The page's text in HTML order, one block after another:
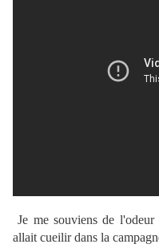
Je me souviens de l'odeur
allait cueilir dans la